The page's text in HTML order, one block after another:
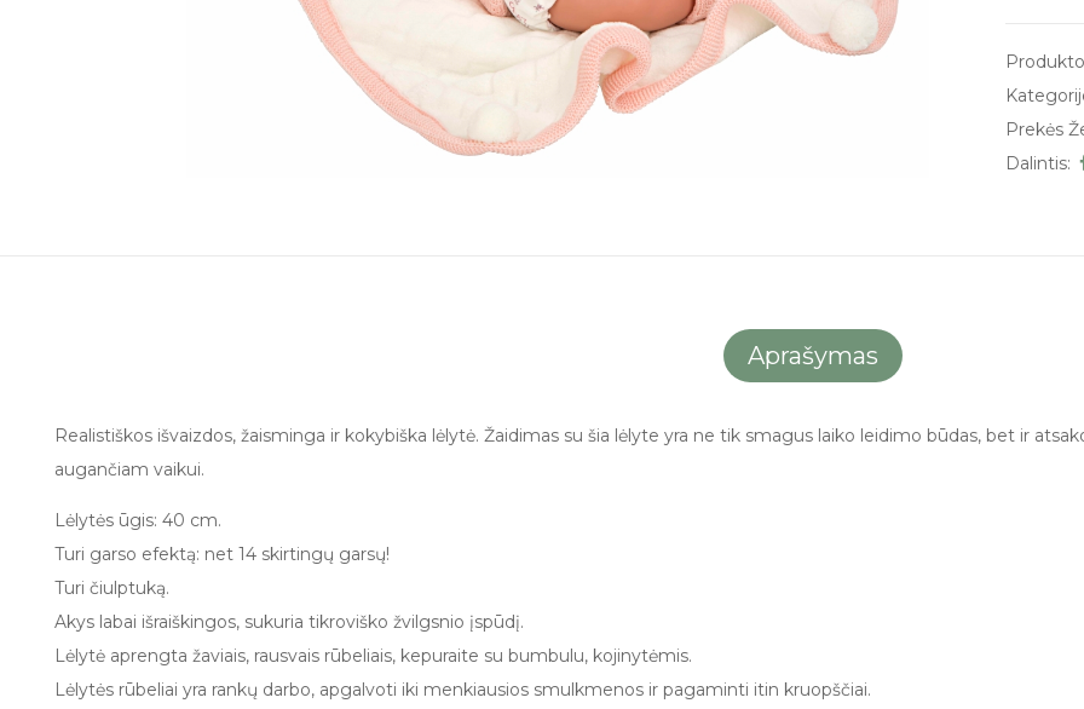
Prekės
Dalintis:
Aprašymas
Realistiškos išvaizdos, žaisminga ir kokybiška lėlytė. Žaidimas su šia lėlyte yra ne tik smagus laiko leidimo būdas, bet ir
augančiam vaikui.
Lėlytės ūgis: 40 cm.
Turi garso efektą: net 14 skirtingų garsų!
Turi čiulptuką.
Akys labai išraiškingos, sukuria tikroviško žvilgsnio įspūdį.
Lėlytė aprengta žaviais, rausvais rūbeliais, kepuraite su bumbulu, kojinytėmis.
Lėlytės rūbeliai yra rankų darbo, apgalvoti iki menkiausios smulkmenos ir pagaminti itin kruopščiai.